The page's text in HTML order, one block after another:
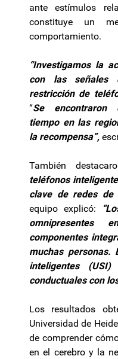
ante estímulos
constituye un
comportamiento.
“Investigamos la
con las señales
restricción de
“Se encontraron
tiempo en las
la recompensa”,
También
teléfonos
clave de redes de
equipo explicó:
componentes
muchas personas.
inteligentes
conductuales con
Los resultados
Universidad de
de comprender
en el cerebro y la